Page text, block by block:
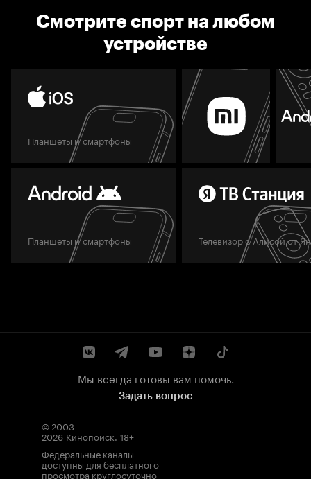
Смотрите спорт на любом
устройстве
Планшеты и смартфоны
Планшеты и смартфоны Телевизор с Алисой от
Мы всегда готовы вам помочь.
Задать вопрос
© 2003–
2026 Кинопоиск. 18+
Федеральные каналы
доступны для бесплатного
просмотра круглосуточно